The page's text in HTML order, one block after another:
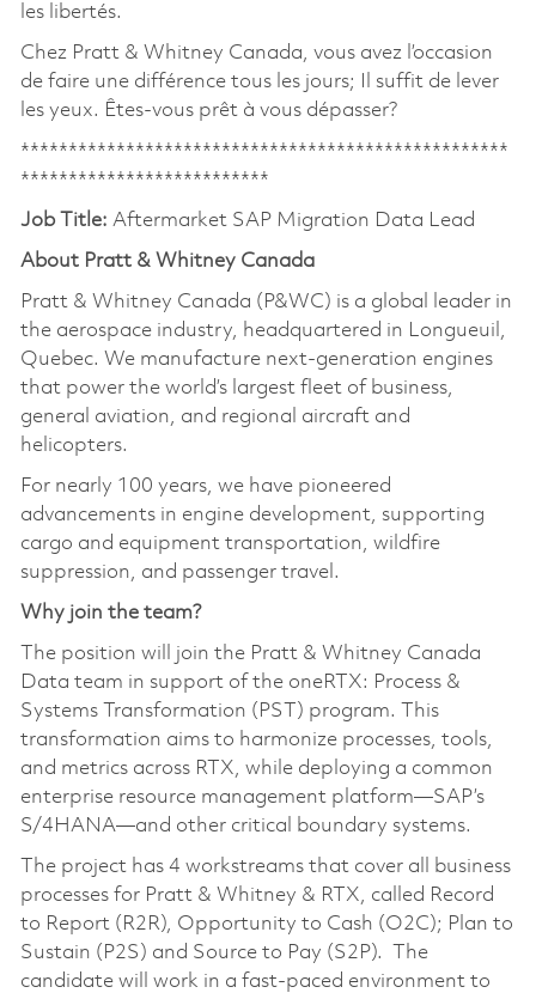
les libertés.
Chez Pratt & Whitney Canada, vous avez l’occasion
de faire une différence tous les jours; Il suffit de lever
les yeux. Êtes-vous prêt à vous dépasser?
***************************************************
**************************
Job Title: Aftermarket SAP Migration Data Lead
About Pratt & Whitney Canada
Pratt & Whitney Canada (P&WC) is a global leader in
the aerospace industry, headquartered in Longueuil,
Quebec. We manufacture next-generation engines
that power the world’s largest fleet of business,
general aviation, and regional aircraft and
helicopters.
For nearly 100 years, we have pioneered
advancements in engine development, supporting
cargo and equipment transportation, wildfire
suppression, and passenger travel.
Why join the team?
The position will join the Pratt & Whitney Canada
Data team in support of the oneRTX: Process &
Systems Transformation (PST) program. This
transformation aims to harmonize processes, tools,
and metrics across RTX, while deploying a common
enterprise resource management platform—SAP’s
S/4HANA—and other critical boundary systems.
The project has 4 workstreams that cover all business
processes for Pratt & Whitney & RTX, called Record
to Report (R2R), Opportunity to Cash (O2C); Plan to
Sustain (P2S) and Source to Pay (S2P). The
candidate will work in a fast-paced environment to